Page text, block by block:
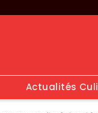
Actualités